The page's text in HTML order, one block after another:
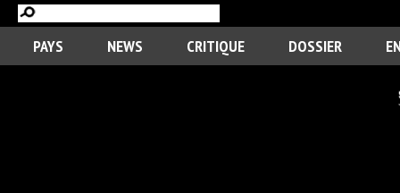
PAYS NEWS CRITIQUE DOSSIER